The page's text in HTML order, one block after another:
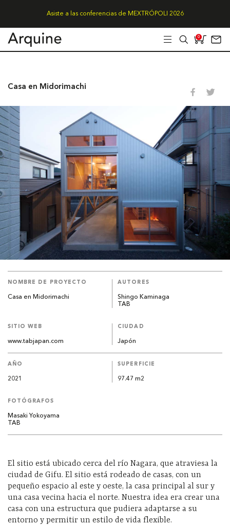
Asiste a las conferencias de MEXTRÓPOLI 2026
0
Casa en Midorimachi
NOMBRE DE PROYECTO
Casa en Midorimachi
AUTORES
Shingo Kaminaga
TAB
SITIO WEB
www.tabjapan.com
CIUDAD
Japón
AÑO
2021
SUPERFICIE
97.47 m2
FOTÓGRAFOS
Masaki Yokoyama
TAB
El sitio está ubicado cerca del río Nagara, que atraviesa la
ciudad de Gifu. El sitio está rodeado de casas, con un
pequeño espacio al este y oeste, la casa principal al sur y
una casa vecina hacia el norte. Nuestra idea era crear una
casa con una estructura que pudiera adaptarse a su
entorno y permitir un estilo de vida flexible.